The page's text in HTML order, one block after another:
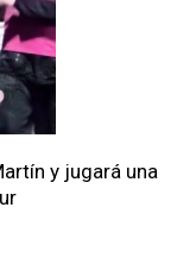
y jugará una